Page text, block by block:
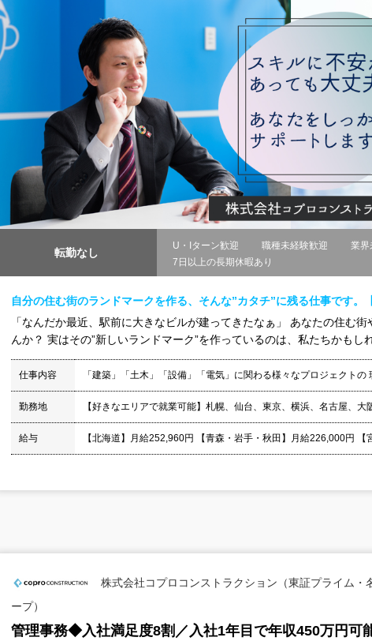
転勤なし
U・Iターン歓迎 職種未経験歓迎 業界
7日以上の長期休暇あり
自分の住む街のランドマークを作る、そんな”カタチ”に残る仕事です。
「なんだか最近、駅前に大きなビルが建ってきたなぁ」 あなたの住む
んか？ 実はその”新しいランドマーク”を作っているのは、私たちかもし
仕事内容 「建築」「土木」「設備」「電気」に関わる様々なプロジェクト
勤務地 【好きなエリアで就業可能】札幌、仙台、東京、横浜、名古屋、
給与 【北海道】月給252,960円 【青森・岩手・秋田】月給226,000円 【
株式会社コプロコンストラクション（東証プライム・
ープ）
管理事務◆入社満足度8割／入社1年目で年収450万円可